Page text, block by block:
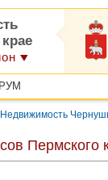
Недвижимость
Пермского